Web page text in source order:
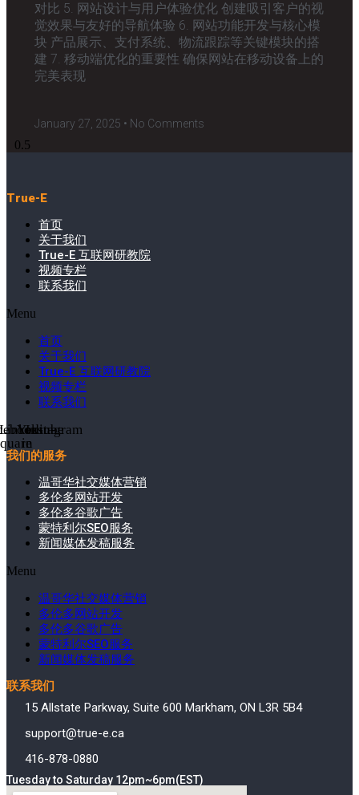
对比 5. 网站设计与用户体验优化 创建吸引客户的视
觉效果与友好的导航体验 6. 网站功能开发与核心模
块 产品展示、支付系统、物流跟踪等关键模块的搭
建 7. 移动端优化的重要性 确保网站在移动设备上的
完美表现
January 27, 2025 No Comments
True-E
首页
关于我们
True-E 互联网研教院
视频专栏
联系我们
Menu
首页
关于我们
True-E 互联网研教院
视频专栏
联系我们
in
Youtube
Instagram
我们的服务
温哥华社交媒体营销
多伦多网站开发
多伦多谷歌广告
蒙特利尔SEO服务
新闻媒体发稿服务
Menu
温哥华社交媒体营销
多伦多网站开发
多伦多谷歌广告
蒙特利尔SEO服务
新闻媒体发稿服务
联系我们
15 Allstate Parkway, Suite 600 Markham, ON L3R 5B4
support@true-e.ca
416-878-0880
Tuesday to Saturday 12pm~6pm(EST)